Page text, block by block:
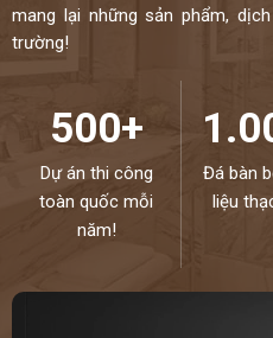
mang lại những sản phẩm,
trường!
500+
Dự án thi công
toàn quốc mỗi
năm!
Đá bàn
liệu